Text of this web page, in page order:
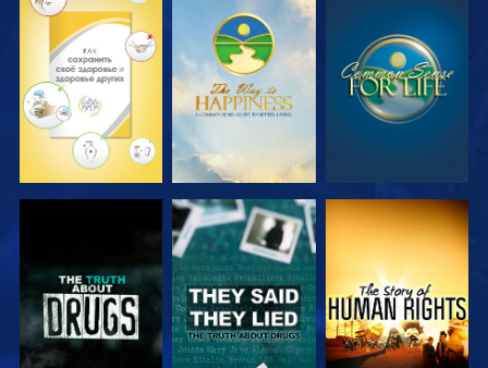
СМОТРЕТЬ СМОТРЕТЬ СМОТРЕТЬ
СМОТРЕТЬ СМОТРЕТЬ